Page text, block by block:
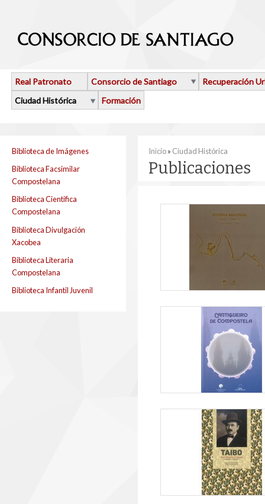
Real Patronato Consorcio de Santiago
Recuperación
Ciudad Histórica
Formación
Biblioteca de Imágenes
Biblioteca Facsimilar
Compostelana
Biblioteca Cientifica
Compostelana
Biblioteca Divulgación
Xacobea
Biblioteca Literaria
Compostelana
Biblioteca Infantil Juvenil
Se encuentra usted aquí
Inicio» Ciudad Histórica
Publicaciones